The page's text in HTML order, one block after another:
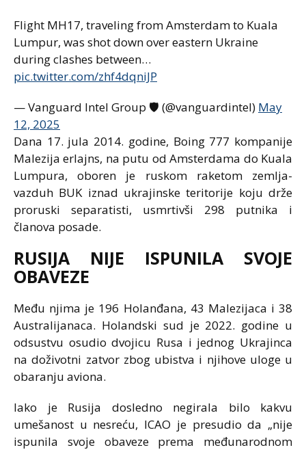
Flight MH17, traveling from Amsterdam to Kuala
Lumpur, was shot down over eastern Ukraine
during clashes between…
pic.twitter.com/zhf4dqniJP
— Vanguard Intel Group 🛡 (@vanguardintel) May
12, 2025
Dana 17. jula 2014. godine, Boing 777 kompanije
Malezija erlajns, na putu od Amsterdama do Kuala
Lumpura, oboren je ruskom raketom zemlja-
vazduh BUK iznad ukrajinske teritorije koju drže
proruski separatisti, usmrtivši 298 putnika i
članova posade.
RUSIJA NIJE ISPUNILA SVOJE
OBAVEZE
Među njima je 196 Holanđana, 43 Malezijaca i 38
Australijanaca. Holandski sud je 2022. godine u
odsustvu osudio dvojicu Rusa i jednog Ukrajinca
na doživotni zatvor zbog ubistva i njihove uloge u
obaranju aviona.
Iako je Rusija dosledno negirala bilo kakvu
umešanost u nesreću, ICAO je presudio da „nije
ispunila svoje obaveze prema međunarodnom